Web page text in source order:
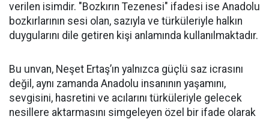
verilen isimdir. "Bozkırın Tezenesi" ifadesi ise Anadolu
bozkırlarının sesi olan, sazıyla ve türküleriyle halkın
duygularını dile getiren kişi anlamında kullanılmaktadır.
Bu unvan, Neşet Ertaş’ın yalnızca güçlü saz icrasını
değil, aynı zamanda Anadolu insanının yaşamını,
sevgisini, hasretini ve acılarını türküleriyle gelecek
nesillere aktarmasını simgeleyen özel bir ifade olarak